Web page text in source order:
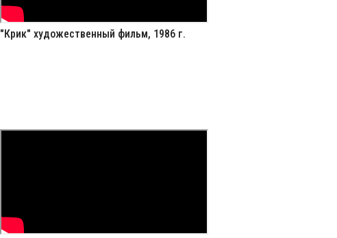
"Крик" художественный фильм, 1986 г.